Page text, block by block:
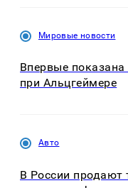
Мировые новости
Впервые показана
при Альцгеймере
Авто
В России продают